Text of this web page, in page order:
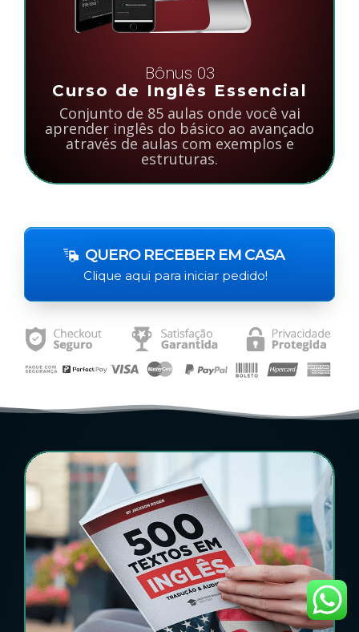
Bônus 03
Curso de Inglês Essencial
Conjunto de 85 aulas onde você vai
aprender inglês do básico ao avançado
através de aulas com exemplos e
estruturas.
QUERO RECEBER EM CASA
Clique aqui para iniciar pedido!